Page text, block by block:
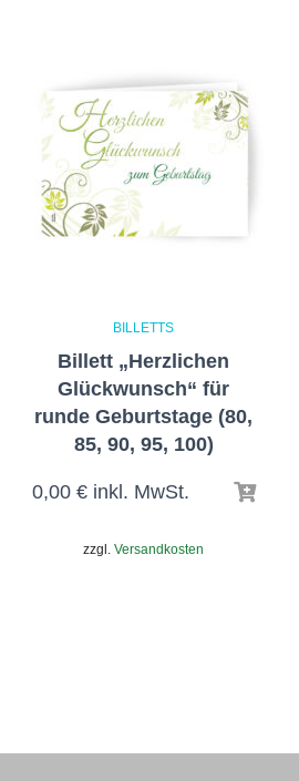
BILLETTS
Billett „Herzlichen
Glückwunsch“ für
runde Geburtstage (80,
85, 90, 95, 100)
0,00 €inkl. MwSt.
zzgl.Versandkosten